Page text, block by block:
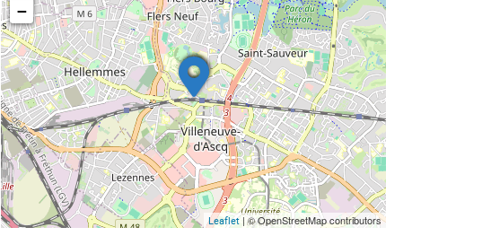
−
Leaflet| © OpenStreetMap contributors